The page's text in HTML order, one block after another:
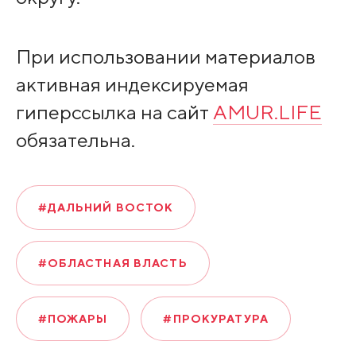
При использовании материалов
активная индексируемая
гиперссылка на сайт AMUR.LIFE
обязательна.
#ДАЛЬНИЙ ВОСТОК
#ОБЛАСТНАЯ ВЛАСТЬ
#ПОЖАРЫ #ПРОКУРАТУРА